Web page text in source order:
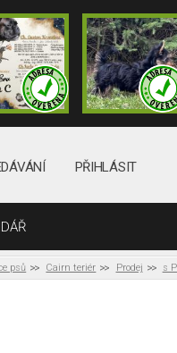
PŘIHLÁSIT
psů Cairn teriér Prodej s